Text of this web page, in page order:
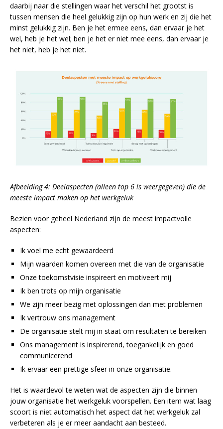
daarbij naar die stellingen waar het verschil het grootst is
tussen mensen die heel gelukkig zijn op hun werk en zij die het
minst gelukkig zijn. Ben je het ermee eens, dan ervaar je het
wel, heb je het wel; ben je het er niet mee eens, dan ervaar je
het niet, heb je het niet.
Afbeelding 4: Deelaspecten (alleen top 6 is weergegeven) die de
meeste impact maken op het werkgeluk
Bezien voor geheel Nederland zijn de meest impactvolle
aspecten:
Ik voel me echt gewaardeerd
Mijn waarden komen overeen met die van de organisatie
Onze toekomstvisie inspireert en motiveert mij
Ik ben trots op mijn organisatie
We zijn meer bezig met oplossingen dan met problemen
Ik vertrouw ons management
De organisatie stelt mij in staat om resultaten te bereiken
Ons management is inspirerend, toegankelijk en goed
communicerend
Ik ervaar een prettige sfeer in onze organisatie.
Het is waardevol te weten wat de aspecten zijn die binnen
jouw organisatie het werkgeluk voorspellen. Een item wat laag
scoort is niet automatisch het aspect dat het werkgeluk zal
verbeteren als je er meer aandacht aan besteed.